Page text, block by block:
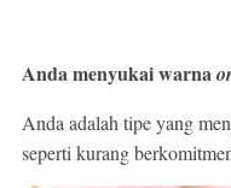
Andamenyukai warna
Anda adalah tipe yang
seperti kurang